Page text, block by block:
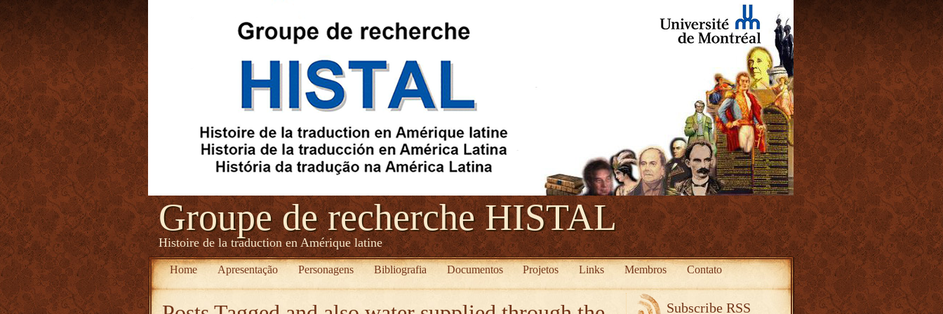
Groupe de recherche HISTAL
Histoire de la traduction en Amérique latine
Home Apresentação Personagens Bibliografia Documentos Projetos Links Membros Contato
Subscribe RSS